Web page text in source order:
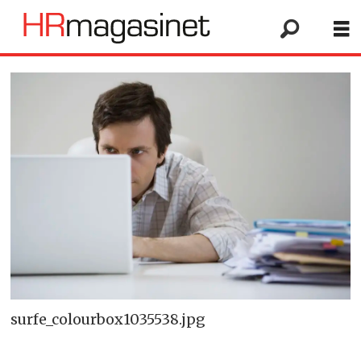
surfe_colourbox1035538.jpg